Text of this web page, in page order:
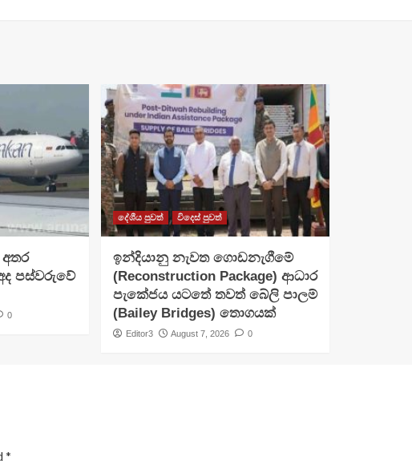
පස්වරුවේ
0
දේශීය පුවත් විදෙස් පුවත්
ඉන්දියානු නැවත ගොඩනැගීමේ
(Reconstruction Package) ආධාර
පැකේජය යටතේ තවත් බේලි පාලම්
(Bailey Bridges) තොගයක්
Editor3 August 7, 2026 0
*